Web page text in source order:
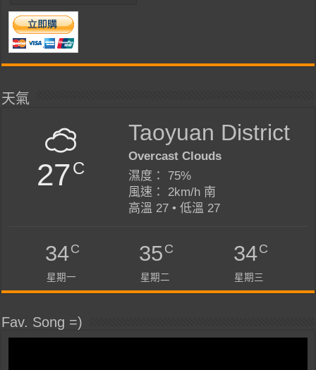
天氣
27C
Taoyuan District
Overcast Clouds
濕度： 75%
風速： 2km/h 南
高溫 27 • 低溫 27
34C
星期一
35C
星期二
34C
星期三
Fav. Song =)